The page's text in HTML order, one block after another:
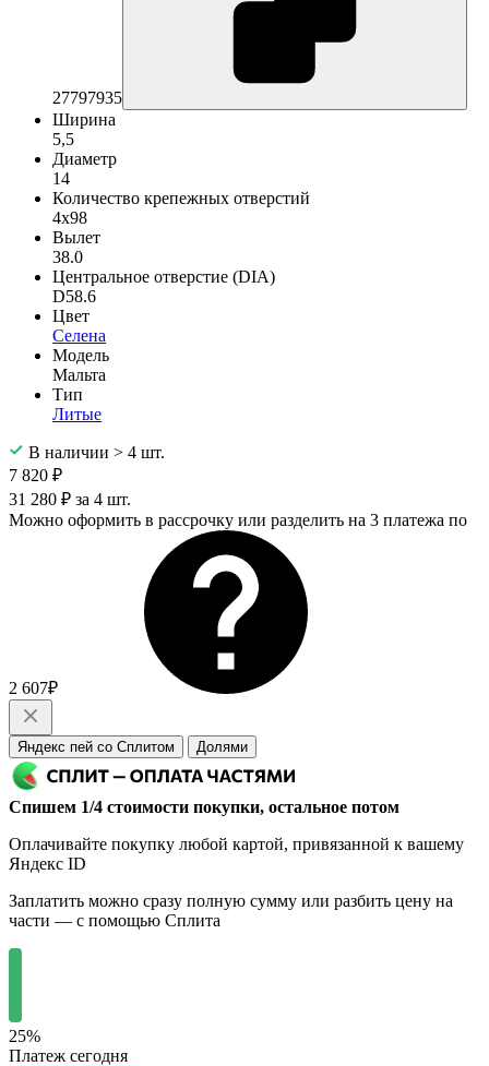
27797935
Ширина
5,5
Диаметр
14
Количество крепежных отверстий
4x98
Вылет
38.0
Центральное отверстие (DIA)
D58.6
Цвет
Селена
Модель
Мальта
Тип
Литые
В наличии > 4 шт.
7 820 ₽
31 280 ₽ за 4 шт.
Можно оформить в рассрочку или разделить на 3 платежа по
2 607₽
Яндекс пей со Сплитом Долями
Спишем 1/4 стоимости покупки, остальное потом
Оплачивайте покупку любой картой, привязанной к вашему
Яндекс ID
Заплатить можно сразу полную сумму или разбить цену на
части — с помощью Сплита
25%
Платеж сегодня